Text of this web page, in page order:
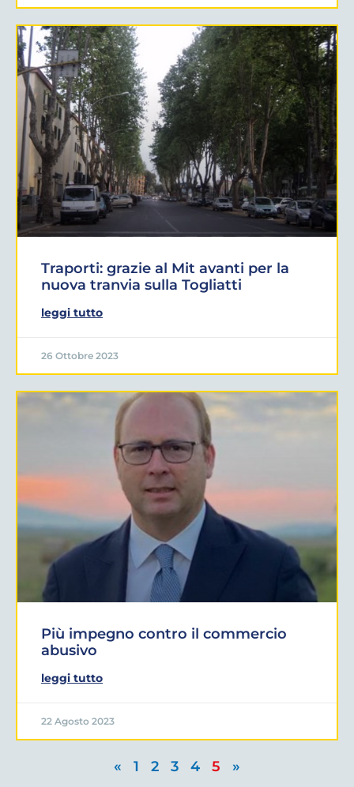
Traporti: grazie al Mit avanti per la
nuova tranvia sulla Togliatti
leggi tutto
26 Ottobre 2023
Più impegno contro il commercio
abusivo
leggi tutto
22 Agosto 2023
« 1 2 3 4 5 »